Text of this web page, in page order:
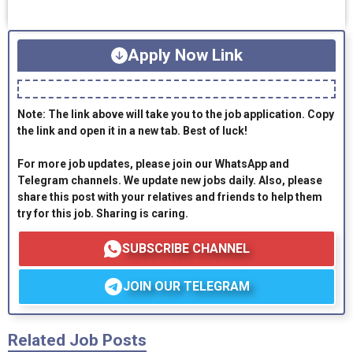
Apply Now Link
Note: The link above will take you to the job application. Copy
the link and open it in a new tab. Best of luck!
For more job updates, please join our WhatsApp and
Telegram channels. We update new jobs daily. Also, please
share this post with your relatives and friends to help them
try for this job. Sharing is caring.
SUBSCRIBE CHANNEL
JOIN OUR TELEGRAM
Related Job Posts